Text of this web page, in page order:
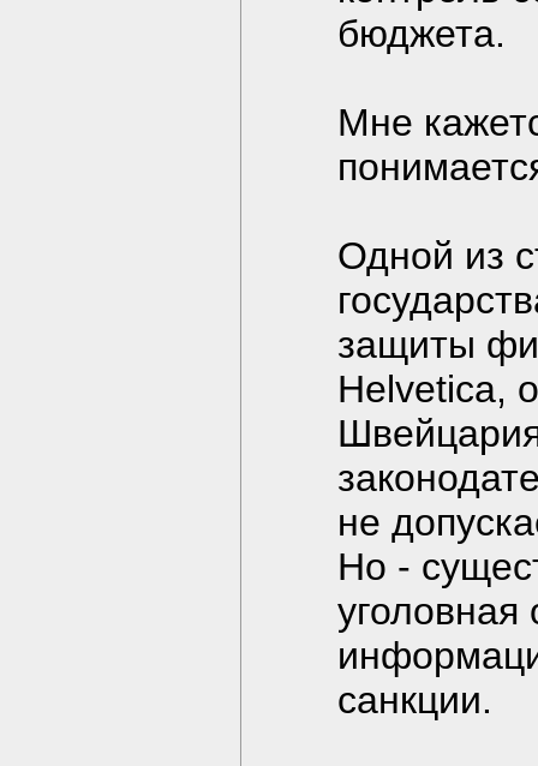
бюджета.
Мне
Одной из
защиты
Helvetica,
не
Но -
уголовная
санкции.